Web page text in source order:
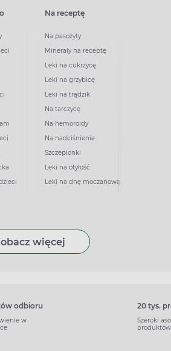
Na receptę
Na pasożyty
Minerały na receptę
Leki na cukrzycę
Leki na grzybicę
Leki na trądzik
Na tarczycę
Na hemoroidy
Na nadciśnienie
Szczepionki
Leki na otyłość
Leki na dnę moczanową
więcej
odbioru
w
20 tys.
Szeroki
produktów